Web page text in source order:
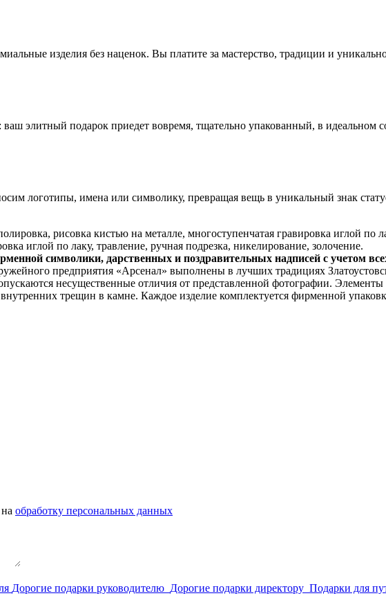
изделия без наценок. Вы платите за мастерство, традиции и
элитный подарок приедет вовремя, тщательно упакованный, в идеальном
логотипы, имена или символику, превращая вещь в уникальный знак
рисовка кистью на металле, многоступенчатая гравировка иглой по
иглой по лаку, травление, ручная подрезка, никелирование, золочение.
символики, дарственных и поздравительных надписей с учетом
предприятия «Арсенал» выполнены в лучших традициях
несущественные отличия от представленной фотографии.
трещин в камне. Каждое изделие комплектуется фирменной
обработку персональных данных
Дорогие подарки руководителю Дорогие подарки директору Подарки для